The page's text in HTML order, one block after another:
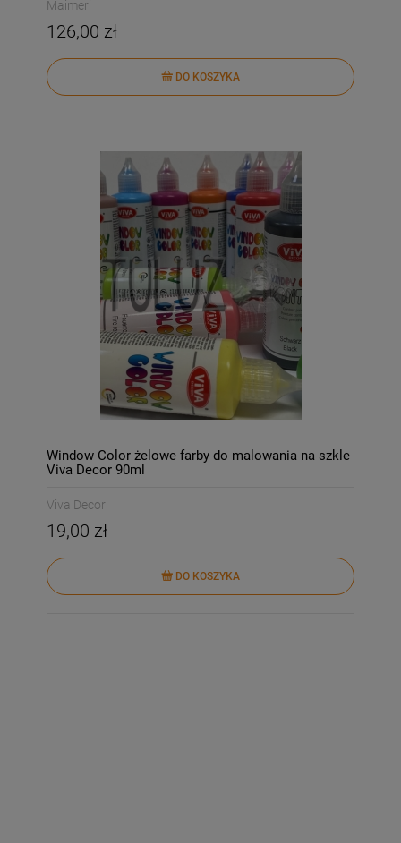
Maimeri
126,00 zł
DO KOSZYKA
Window Color żelowe farby do malowania na szkle
Viva Decor 90ml
Viva Decor
19,00 zł
DO KOSZYKA